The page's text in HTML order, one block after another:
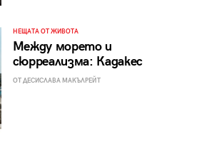
НЕЩАТА ОТ ЖИВОТА
Между морето и
сюрреализма: Кадакес
ОТ ДЕСИСЛАВА МАКЪЛРЕЙТ